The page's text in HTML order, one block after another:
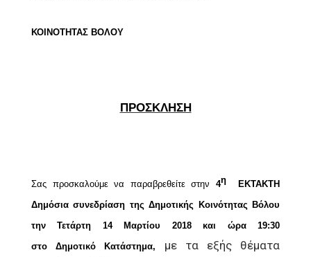
ΚΟΙΝΟΤΗΤΑΣ ΒΟΛΟΥ
ΠΡΟΣΚΛΗΣΗ
Σας προσκαλούμε να παραβρεθείτε στην 4η
ΕΚΤΑΚΤΗ
Δημόσια συνεδρίαση τηςΔημοτικής Κοινότητας Βόλου
την Τετάρτη 14 Μαρτίου 2018 και ώρα 19:30
στοΔημοτικό Κατάστημα, με τα εξής θέματα